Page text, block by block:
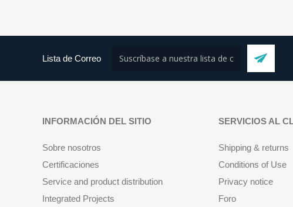
Lista de Correo
INFORMACIÓN DEL SITIO
Sobre nosotros
Certificaciones
Service and product distribution
Integrated Projects
SERVICIOS AL
Shipping & returns
Conditions of Use
Privacy notice
Foro